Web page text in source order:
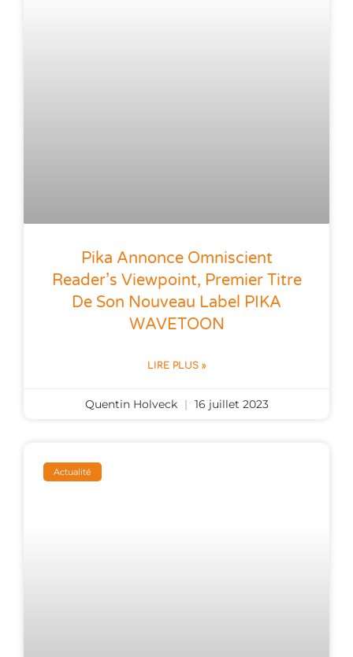
Pika Annonce Omniscient
Reader’s Viewpoint, Premier Titre
De Son Nouveau Label PIKA
WAVETOON
LIRE PLUS »
Quentin Holveck 16 juillet 2023
Actualité